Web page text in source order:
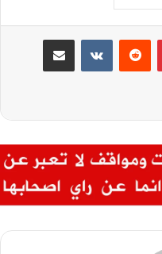
بينتيريست